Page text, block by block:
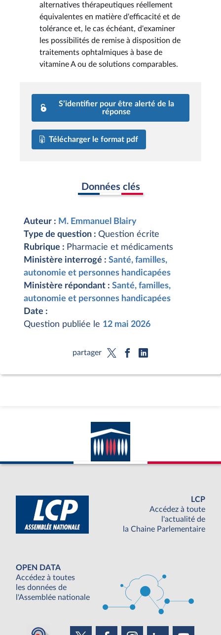
alternatives thérapeutiques réellement
équivalentes en matière d'efficacité et de
tolérance et, le cas échéant, d'examiner
les possibilités de remise à disposition de
traitements ophtalmiques à base de
vitamine A ou de solutions comparables.
S’identifier pour être alerté de la
réponse
Télécharger le format pdf
Données clés
Auteur : M. Emmanuel Blairy
Type de question : Question écrite
Rubrique : Pharmacie et médicaments
Ministère interrogé : Santé, familles,
autonomie et personnes handicapées
Ministère répondant : Santé, familles,
autonomie et personnes handicapées
Date :
Question publiée le 12 mai 2026
partager
LCP
Accédez à toute
l'actualité de
la Chaine Parlementaire
OPEN DATA
Accédez à toutes
les données de
l'Assemblée nationale